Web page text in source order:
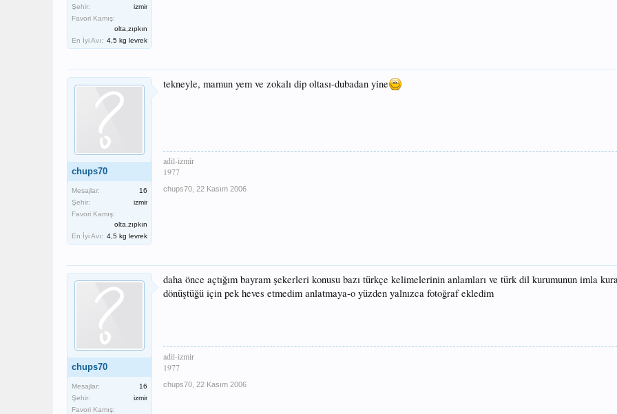
Şehir:
izmir
Favori Kamış:
olta,zıpkın
En İyi Avı: 4,5 kg levrek
chups70
Mesajlar:
16
Şehir:
izmir
Favori Kamış:
olta,zıpkın
En İyi Avı: 4,5 kg levrek
tekneyle, mamun yem ve zokalı dip oltası-dubadan yine
adil-izmir
1977
chups70 22 Kasım 2006
chups70
Mesajlar:
16
Şehir:
izmir
Favori Kamış:
daha önce açtığım bayram şekerleri konusu bazı türkçe kelimelerinin anlamları ve türk dil kurumunun imla
dönüştüğü için pek heves etmedim anlatmaya-o yüzden yalnızca fotoğraf ekledim
adil-izmir
1977
chups70 22 Kasım 2006